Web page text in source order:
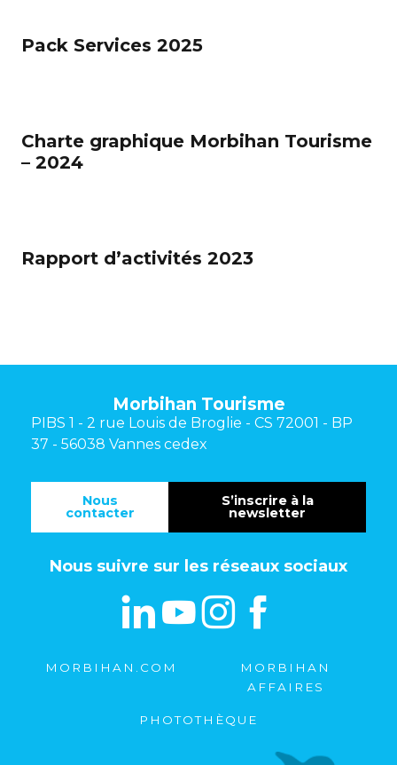
Pack Services 2025
Charte graphique Morbihan Tourisme
– 2024
Rapport d’activités 2023
Morbihan Tourisme
PIBS 1 - 2 rue Louis de Broglie - CS 72001 - BP
37 - 56038 Vannes cedex
Nous
contacter
S’inscrire à la
newsletter
Nous suivre sur les réseaux sociaux
MORBIHAN.COM
MORBIHAN
AFFAIRES
PHOTOTHÈQUE